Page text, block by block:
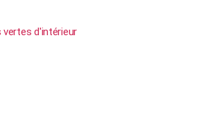
vertes d'intérieur